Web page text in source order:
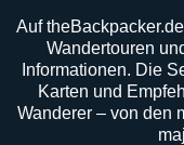
Auf theBackpacker.de
Wandertouren
Informationen. Die
Karten und
Wanderer – von den